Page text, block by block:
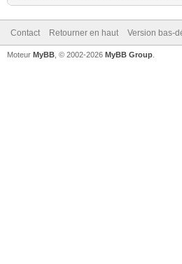
Contact Retourner en haut Version bas-
Moteur MyBB , © 2002-2026 MyBB Group